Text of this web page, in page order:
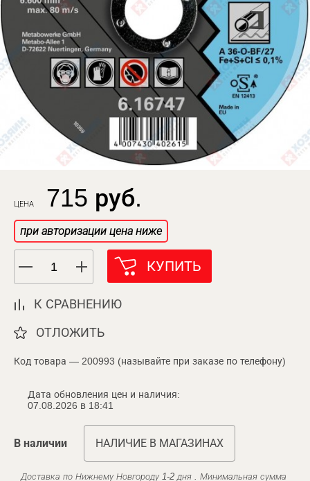
ЦЕНА 715 руб.
при авторизации цена ниже
КУПИТЬ
К СРАВНЕНИЮ
ОТЛОЖИТЬ
Код товара — 200993 (называйте при заказе по телефону)
Дата обновления цен и наличия:
07.08.2026 в 18:41
В наличии НАЛИЧИЕ В МАГАЗИНАХ
Доставка по Нижнему Новгороду 1-2 дня . Минимальная сумма